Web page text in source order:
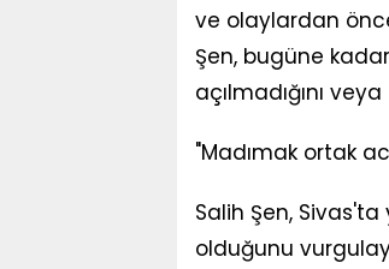
ve olaylardan
Şen, bugüne
açılmadığını
"Madımak ortak
Salih Şen,
olduğunu